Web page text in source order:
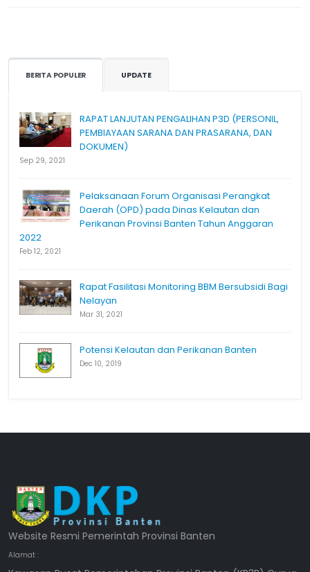
BERITA POPULER UPDATE
RAPAT LANJUTAN PENGALIHAN P3D (PERSONIL,
PEMBIAYAAN SARANA DAN PRASARANA, DAN
DOKUMEN)
Sep 29, 2021
Pelaksanaan Forum Organisasi Perangkat
Daerah (OPD) pada Dinas Kelautan dan
Perikanan Provinsi Banten Tahun Anggaran
2022
Feb 12, 2021
Rapat Fasilitasi Monitoring BBM Bersubsidi Bagi
Nelayan
Mar 31, 2021
Potensi Kelautan dan Perikanan Banten
Dec 10, 2019
Website Resmi Pemerintah Provinsi Banten
Alamat :